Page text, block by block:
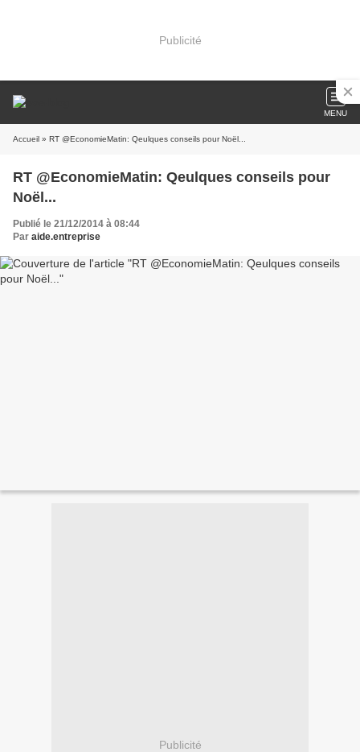
Publicité
MENU
Accueil » RT @EconomieMatin: Qeulques conseils pour Noël...
RT @EconomieMatin: Qeulques conseils pour
Noël...
Publié le 21/12/2014 à 08:44
Par aide.entreprise
Publicité